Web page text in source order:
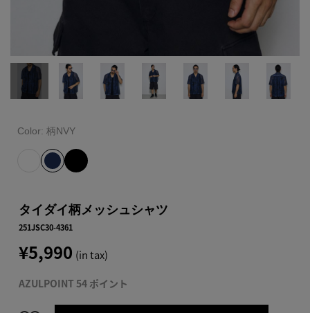
Color: 柄NVY
タイダイ柄メッシュシャツ
251JSC30-4361
¥5,990 (in tax)
AZULPOINT 54 ポイント